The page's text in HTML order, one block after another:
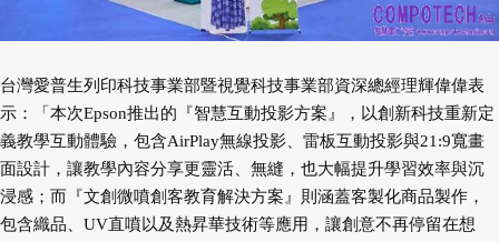
台灣愛普生列印科技事業部暨視覺科技事業部資深總經理輝偉偉表
示：「本次Epson推出的『智慧互動投影方案』，以創新科技重新定
義教學互動體驗，包含AirPlay無線投影、雷板互動投影與21:9寬畫
面設計，讓教學內容分享更靈活、無縫，也大幅提升學習效率與沉
浸感；而『文創微噴創客教育解決方案』則涵蓋客製化商品製作，
包含織品、UV直噴以及熱昇華技術等應用，讓創意不再停留在想